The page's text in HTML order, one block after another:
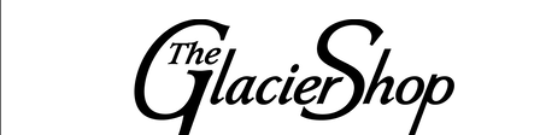
LÆG I KURV